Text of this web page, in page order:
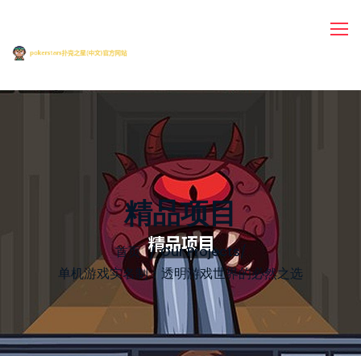
精品项目
首页 Our Projects/
单机游戏实名制：透明游戏世界的必然之选